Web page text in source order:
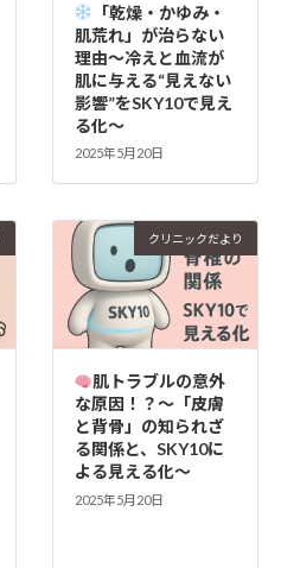
「乾燥・かゆみ・
肌荒れ」が治らない
理由〜冷えと血流が
肌に与える“見えない
影響”をSKY10で見え
る化〜
2025年5月20日
クリニックだより
肌トラブルの意外
な原因！？〜「皮膚
と背骨」の知られざ
る関係と、SKY10に
よる見える化〜
2025年5月20日